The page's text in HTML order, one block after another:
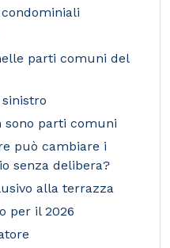
parti comuni del
sono parti comuni
può cambiare i
senza delibera?
alla terrazza
per il 2026